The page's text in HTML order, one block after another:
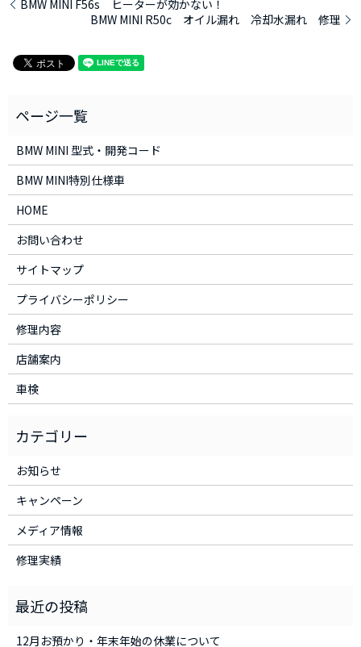
BMW MINI F56s ヒーターが効かない！
BMW MINI R50c オイル漏れ 冷却水漏れ 修理
BMW MINI 型式・開発コード
BMW MINI特別仕様車
HOME
お問い合わせ
サイトマップ
プライバシーポリシー
修理内容
店舗案内
車検
お知らせ
キャンペーン
メディア情報
修理実績
12月お預かり・年末年始の休業について